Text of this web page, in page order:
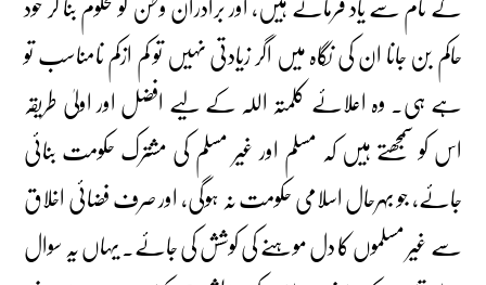
حاکم بن جانا ان کی نگاہ میں اگر زیادتی نہیں تو کم ازکم نامناسب تو
ہے ہی۔ وہ اعلائے کلمتہ اللہ کے لیے افضل اور اولیٰ طریقہ
اس کو سمجھتے ہیں کہ مسلم اور غیر مسلم کی مشترک حکومت بنائی
جائے، جو بہرحال اسلامی حکومت نہ ہوگی، اور صرف فضائی اخلاق
سے غیر مسلموں کا دل موہنے کی کوشش کی جائے۔ یہاں یہ سوال